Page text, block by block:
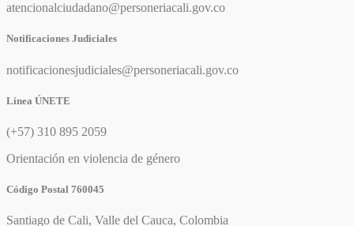
atencionalciudadano@personeriacali.gov.co
Notificaciones Judiciales
notificacionesjudiciales@personeriacali.gov.co
Línea ÚNETE
(+57) 310 895 2059
Orientación en violencia de género
Código Postal 760045
Santiago de Cali, Valle del Cauca, Colombia